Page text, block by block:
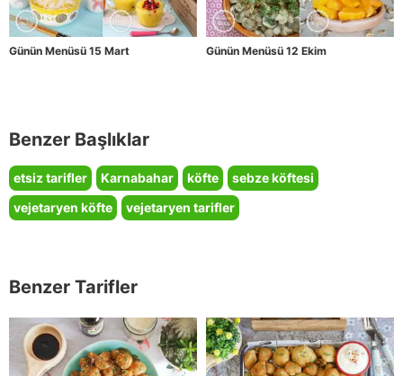
Günün Menüsü 15 Mart Günün Menüsü 12 Ekim
Benzer Başlıklar
etsiz tarifler Karnabahar köfte
sebze köftesi
vejetaryen köfte
vejetaryen tarifler
Benzer Tarifler